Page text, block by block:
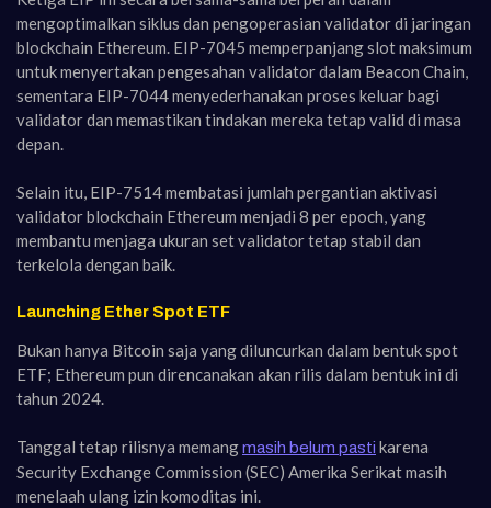
mengoptimalkan siklus dan pengoperasian validator di jaringan
blockchain Ethereum. EIP-7045 memperpanjang slot maksimum
untuk menyertakan pengesahan validator dalam Beacon Chain,
sementara EIP-7044 menyederhanakan proses keluar bagi
validator dan memastikan tindakan mereka tetap valid di masa
depan.
Selain itu, EIP-7514 membatasi jumlah pergantian aktivasi
validator blockchain Ethereum menjadi 8 per epoch, yang
membantu menjaga ukuran set validator tetap stabil dan
terkelola dengan baik.
Launching Ether Spot ETF
Bukan hanya Bitcoin saja yang diluncurkan dalam bentuk spot
ETF; Ethereum pun direncanakan akan rilis dalam bentuk ini di
tahun 2024.
Tanggal tetap rilisnya memangmasih belum pasti karena
Security Exchange Commission (SEC) Amerika Serikat masih
menelaah ulang izin komoditas ini.